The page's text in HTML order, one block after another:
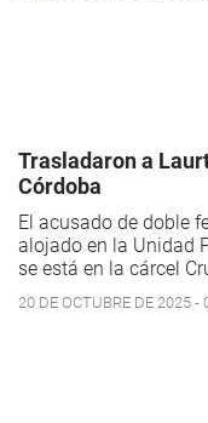
Trasladaron a
Córdoba
El acusado de doble
alojado en la Unidad
se está en la cárcel
20 DE OCTUBRE DE 2025 -